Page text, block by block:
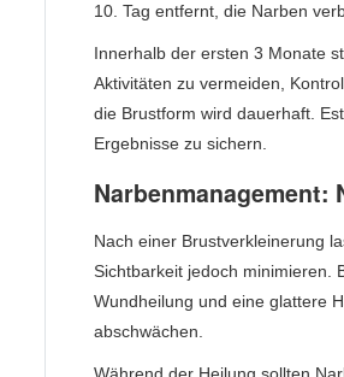
10. Tag entfernt, die Narben
Innerhalb der ersten 3 Monate
Aktivitäten zu vermeiden,
die Brustform wird dauerhaft.
Ergebnisse zu sichern.
Narbenmanagement:
Nach einer Brustverkleinerung
Sichtbarkeit jedoch minimieren.
Wundheilung und eine glattere
abschwächen.
Während der Heilung sollten